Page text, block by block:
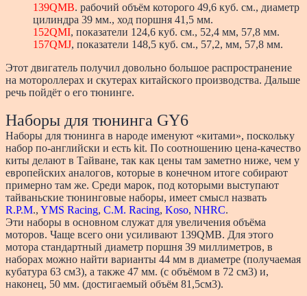
139QMB. рабочий объём которого 49,6 куб. см., диаметр
цилиндра 39 мм., ход поршня 41,5 мм.
152QMI, показатели 124,6 куб. см., 52,4 мм, 57,8 мм.
157QMJ, показатели 148,5 куб. см., 57,2, мм, 57,8 мм.
Этот двигатель получил довольно большое распространение
на мотороллерах и скутерах китайского производства. Дальше
речь пойдёт о его тюнинге.
Наборы для тюнинга GY6
Наборы для тюнинга в народе именуют «китами», поскольку
набор по-английски и есть kit. По соотношению цена-качество
киты делают в Тайване, так как цены там заметно ниже, чем у
европейских аналогов, которые в конечном итоге собирают
примерно там же. Среди марок, под которыми выступают
тайваньские тюнинговые наборы, имеет смысл назвать
R.P.M., YMS Racing, C.M. Racing, Koso, NHRC.
Эти наборы в основном служат для увеличения объёма
моторов. Чаще всего они усиливают 139QMB. Для этого
мотора стандартный диаметр поршня 39 миллиметров, в
наборах можно найти варианты 44 мм в диаметре (получаемая
кубатура 63 см3), а также 47 мм. (с объёмом в 72 см3) и,
наконец, 50 мм. (достигаемый объём 81,5см3).